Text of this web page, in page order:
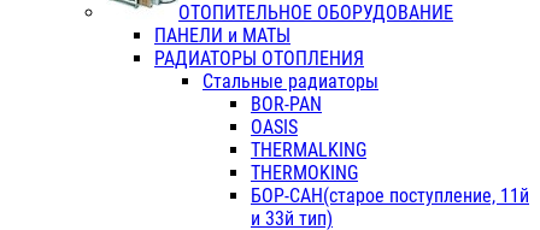
ОТОПИТЕЛЬНОЕ ОБОРУДОВАНИЕ
ПАНЕЛИ и МАТЫ
РАДИАТОРЫ ОТОПЛЕНИЯ
Стальные радиаторы
BOR-PAN
OASIS
THERMALKING
THERMOKING
БОР-САН(старое поступление, 11й
и 33й тип)